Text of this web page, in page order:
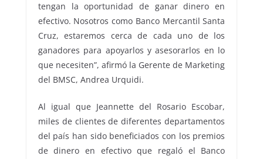
tengan la oportunidad de ganar dinero en
efectivo. Nosotros como Banco Mercantil Santa
Cruz, estaremos cerca de cada uno de los
ganadores para apoyarlos y asesorarlos en lo
que necesiten”, afirmó la Gerente de Marketing
del BMSC, Andrea Urquidi.
Al igual que Jeannette del Rosario Escobar,
miles de clientes de diferentes departamentos
del país han sido beneficiados con los premios
de dinero en efectivo que regaló el Banco